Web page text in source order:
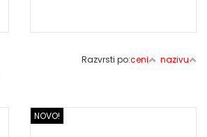
Razvrsti po:ceni nazivu
NOVO!